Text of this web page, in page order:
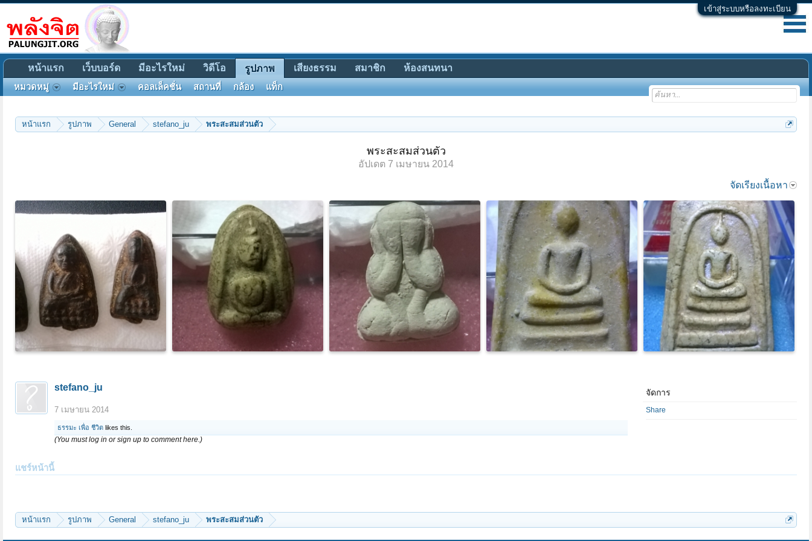
เข้าสู่ระบบหรือลงทะเบียน
หน้าแรก รูปภาพ General stefano_ju พระสะสมส่วนตัว
พระสะสมส่วนตัว
อัปเดต 7 เมษายน 2014
จัดเรียงเนื้อหา
stefano_ju
7 เมษายน 2014
ธรรมะ เพื่อ ชีวิต likes this.
(You must log in or sign up to comment here.)
จัดการ
Share
แชร์หน้านี้
หน้าแรก รูปภาพ General stefano_ju พระสะสมส่วนตัว
หน้าแรก เว็บบอร์ด มีอะไรใหม่ วิดีโอ รูปภาพ
หมวดหมู่ มีอะไรใหม่ คอลเล็คชั่น สถานที่ กล้อง แท็ก
เสียงธรรม สมาชิก ห้องสนทนา